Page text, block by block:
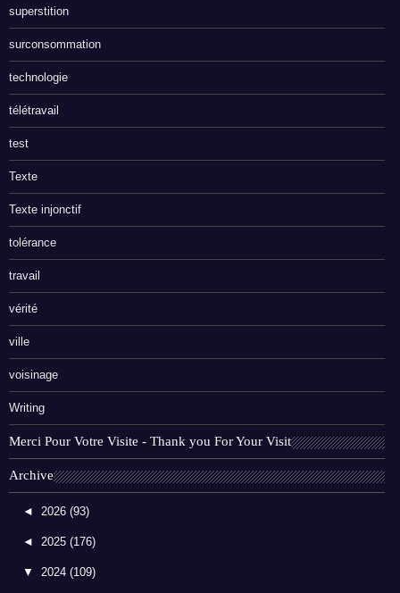
superstition
surconsommation
technologie
télétravail
test
Texte
Texte injonctif
tolérance
travail
vérité
ville
voisinage
Writing
Merci Pour Votre Visite - Thank you For Your Visit
Archive
◄ 2026 (93)
◄ 2025 (176)
▼ 2024 (109)